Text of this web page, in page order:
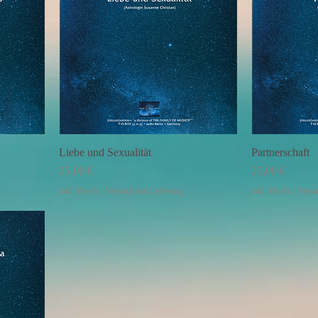
Liebe und Sexualität
Preis
25,00 €
inkl. MwSt. | Versand und Lieferung
Partnerschaft
Preis
25,00 €
inkl. MwSt. |